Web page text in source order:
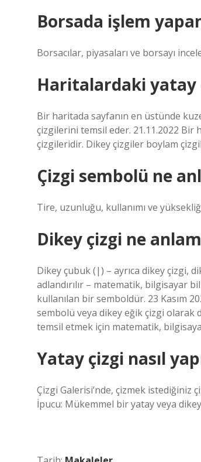
Borsada işlem
Borsacılar, piyasaları ve borsayı
Haritalardaki yatay
Bir haritada sayfanın en üstünde
çizgilerini temsil eder. 21.11.2022
çizgileridir. Dikey çizgiler boylam
Çizgi sembolü ne
Tire, uzunluğu, kullanımı ve
Dikey çizgi ne
Dikey çubuk (|) – ayrıca dikey çizgi,
adlandırılır – matematik, bilgisayar
kullanılan bir semboldür. 23 Kasım
sembolü veya dikey eğik çizgi olarak
temsil etmek için matematik,
Yatay çizgi nasıl
Çizgi Galerisi’nde, çizmek istediğiniz
İpucu: Mükemmel bir yatay veya